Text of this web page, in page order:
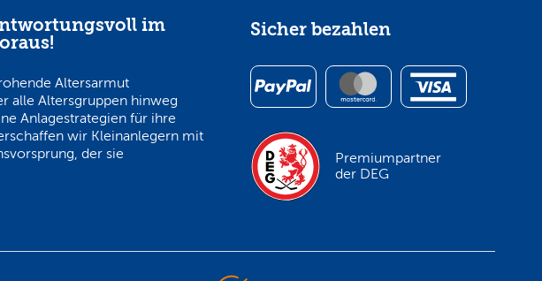
im
Altersarmut
alle Altersgruppen hinweg
Anlagestrategien für ihre
wir Kleinanlegern mit
der sie
Sicher bezahlen
Premiumpartner
der DEG